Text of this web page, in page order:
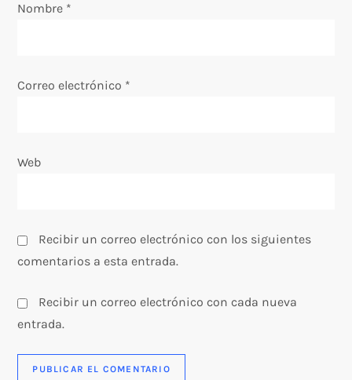
n
r
d
s
Nombre *
Correo electrónico *
Web
Recibir un correo electrónico con los siguientes
comentarios a esta entrada.
Recibir un correo electrónico con cada nueva
entrada.